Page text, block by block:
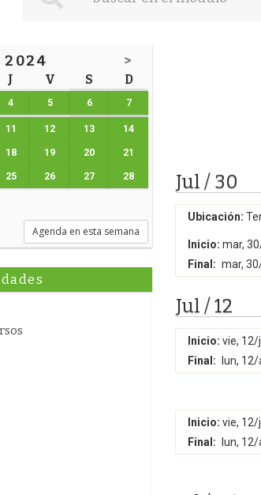
2024 >
J V S D
4 5 6 7
11 12 13 14
18 19 20 21
25 26 27 28
Agenda en esta semana
Jul / 30
Ubicación:
Inicio: mar,
Final: mar,
Jul / 12
Inicio: vie, 12/
Final:
lun,
Inicio: vie, 12/
Final:
lun,